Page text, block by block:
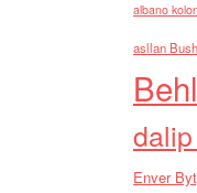
albano
asllan
Enver